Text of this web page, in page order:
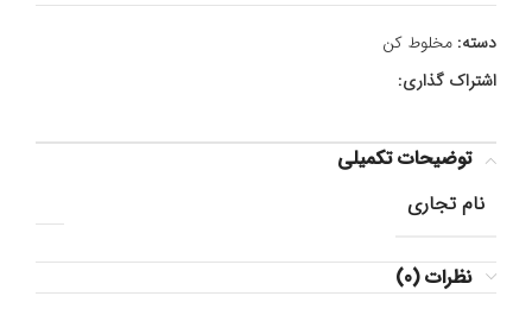
دسته: مخلوط کن
اشتراک گذاری:
توضیحات تکمیلی
نام تجاری
نظرات (0)